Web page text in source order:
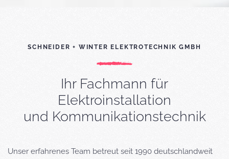
SCHNEIDER + WINTER ELEKTROTECHNIK GMBH
Ihr Fachmann für
Elektroinstallation
und Kommunikationstechnik
Unser erfahrenes Team betreut seit 1990 deutschlandweit